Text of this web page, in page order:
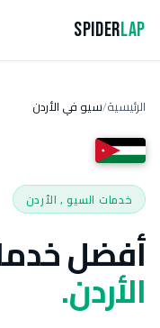
SpiderLap
الرئيسية/سيو في الأردن
خدمات السيو , الأردن
أفضل
الأردن.